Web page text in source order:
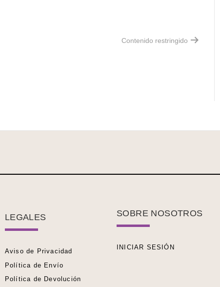
Contenido restringido
LEGALES
Aviso de Privacidad
Política de Envío
Política de Devolución
SOBRE NOSOTROS
INICIAR SESIÓN